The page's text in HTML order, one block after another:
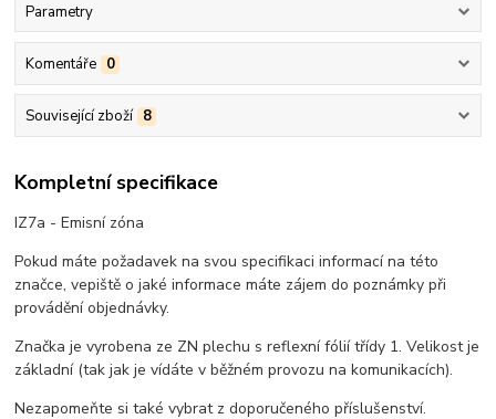
Parametry
Komentáře 0
Související zboží 8
Kompletní specifikace
IZ7a - Emisní zóna
Pokud máte požadavek na svou specifikaci informací na této
značce, vepiště o jaké informace máte zájem do poznámky při
provádění objednávky.
Značka je vyrobena ze ZN plechu s reflexní fólií třídy 1. Velikost je
základní (tak jak je vídáte v běžném provozu na komunikacích).
Nezapomeňte si také vybrat z doporučeného příslušenství.